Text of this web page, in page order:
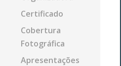
Certificado
Cobertura
Fotográfica
Apresentações